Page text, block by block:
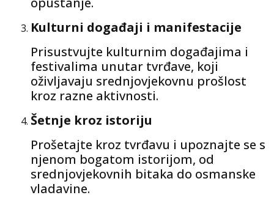
Kulturni događaji i manifestacije
Prisustvujte kulturnim događajima i
festivalima unutar tvrđave, koji
oživljavaju srednjovjekovnu prošlost
kroz razne aktivnosti.
Šetnje kroz istoriju
Prošetajte kroz tvrđavu i upoznajte se s
njenom bogatom istorijom, od
srednjovjekovnih bitaka do osmanske
vladavine.